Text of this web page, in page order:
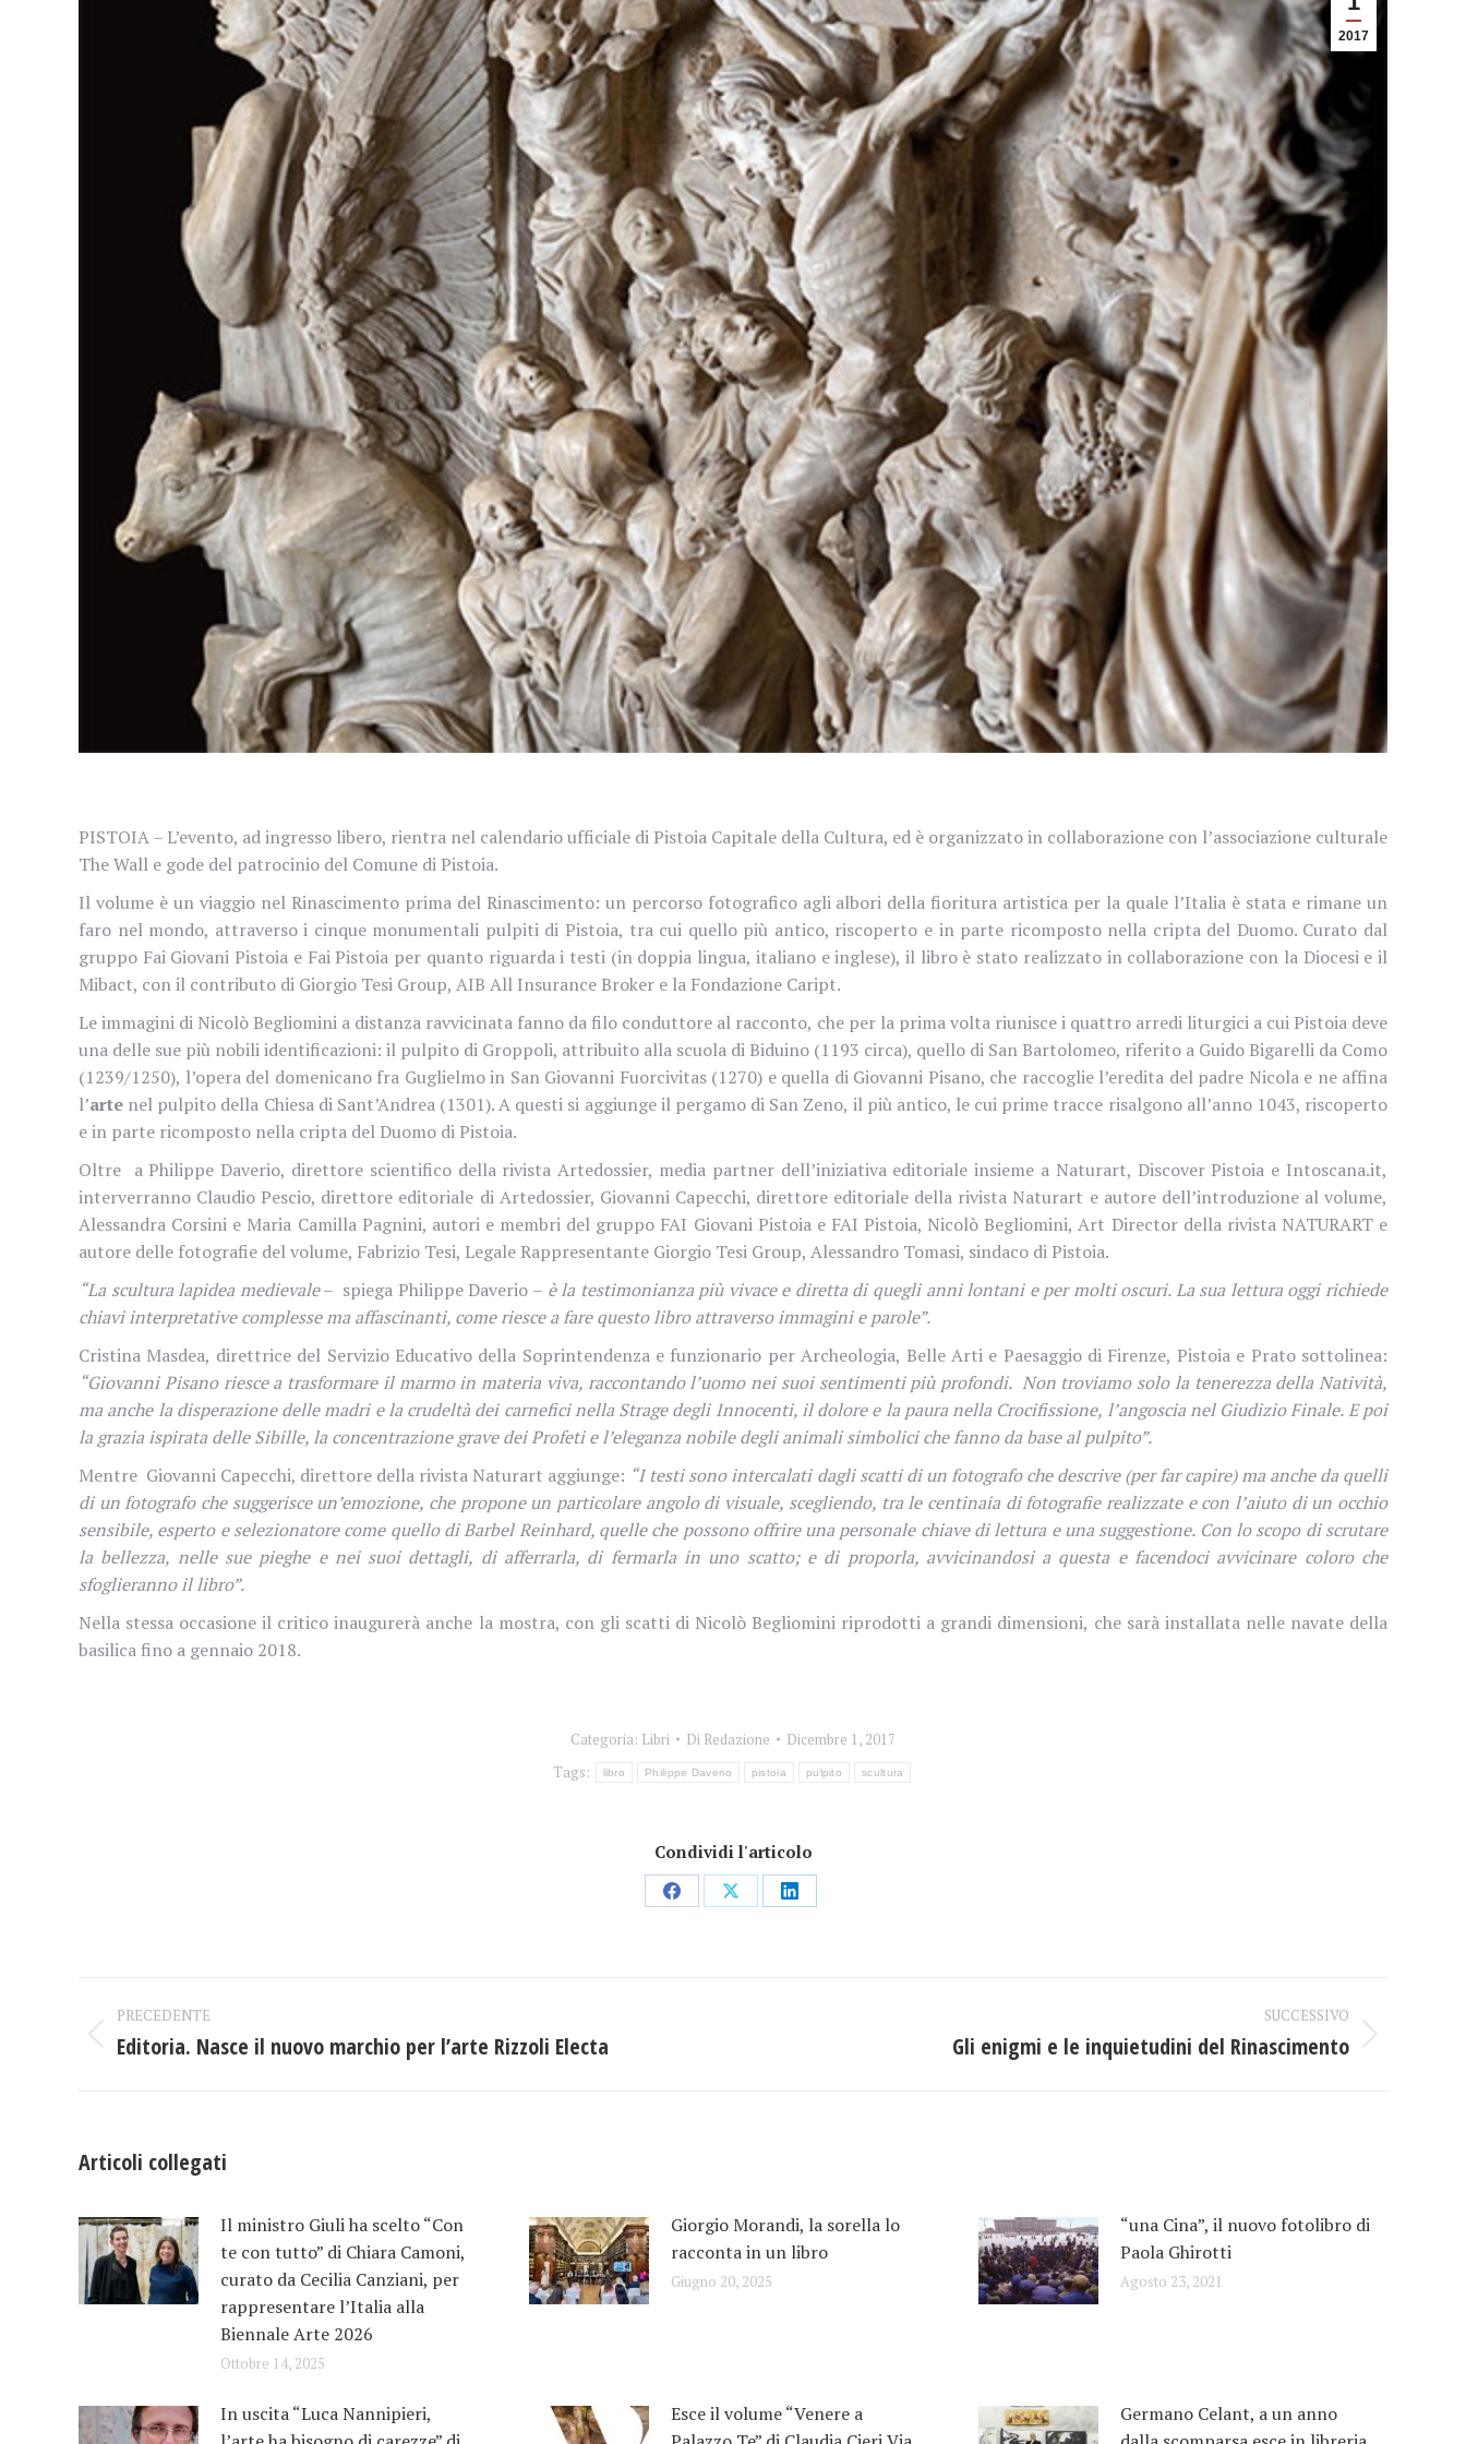
2017
PISTOIA – L’evento, ad ingresso libero, rientra nel calendario ufficiale di Pistoia Capitale della Cultura, ed è organizzato in collaborazione con l’associazione culturale
The Wall e gode del patrocinio del Comune di Pistoia.
Il volume è un viaggio nel Rinascimento prima del Rinascimento: un percorso fotografico agli albori della fioritura artistica per la quale l’Italia è stata e rimane un
faro nel mondo, attraverso i cinque monumentali pulpiti di Pistoia, tra cui quello più antico, riscoperto e in parte ricomposto nella cripta del Duomo. Curato dal
gruppo Fai Giovani Pistoia e Fai Pistoia per quanto riguarda i testi (in doppia lingua, italiano e inglese), il libro è stato realizzato in collaborazione con la Diocesi e il
Mibact, con il contributo di Giorgio Tesi Group, AIB All Insurance Broker e la Fondazione Caript.
Le immagini di Nicolò Begliomini a distanza ravvicinata fanno da filo conduttore al racconto, che per la prima volta riunisce i quattro arredi liturgici a cui Pistoia deve
una delle sue più nobili identificazioni: il pulpito di Groppoli, attribuito alla scuola di Biduino (1193 circa), quello di San Bartolomeo, riferito a Guido Bigarelli da Como
(1239/1250), l’opera del domenicano fra Guglielmo in San Giovanni Fuorcivitas (1270) e quella di Giovanni Pisano, che raccoglie l’eredita del padre Nicola e ne affina
l’arte nel pulpito della Chiesa di Sant’Andrea (1301). A questi si aggiunge il pergamo di San Zeno, il più antico, le cui prime tracce risalgono all’anno 1043, riscoperto
e in parte ricomposto nella cripta del Duomo di Pistoia.
Oltre a Philippe Daverio, direttore scientifico della rivista Artedossier, media partner dell’iniziativa editoriale insieme a Naturart, Discover Pistoia e Intoscana.it,
interverranno Claudio Pescio, direttore editoriale di Artedossier, Giovanni Capecchi, direttore editoriale della rivista Naturart e autore dell’introduzione al volume,
Alessandra Corsini e Maria Camilla Pagnini, autori e membri del gruppo FAI Giovani Pistoia e FAI Pistoia, Nicolò Begliomini, Art Director della rivista NATURART e
autore delle fotografie del volume, Fabrizio Tesi, Legale Rappresentante Giorgio Tesi Group, Alessandro Tomasi, sindaco di Pistoia.
“La scultura lapidea medievale– spiega Philippe Daverio – è la testimonianza più vivace e diretta di quegli anni lontani e per molti oscuri. La sua lettura oggi richiede
chiavi interpretative complesse ma affascinanti, come riesce a fare questo libro attraverso immagini e parole”.
Cristina Masdea, direttrice del Servizio Educativo della Soprintendenza e funzionario per Archeologia, Belle Arti e Paesaggio di Firenze, Pistoia e Prato sottolinea:
“Giovanni Pisano riesce a trasformare il marmo in materia viva, raccontando l’uomo nei suoi sentimenti più profondi. Non troviamo solo la tenerezza della Natività,
ma anche la disperazione delle madri e la crudeltà dei carnefici nella Strage degli Innocenti, il dolore e la paura nella Crocifissione, l’angoscia nel Giudizio Finale. E poi
la grazia ispirata delle Sibille, la concentrazione grave dei Profeti e l’eleganza nobile degli animali simbolici che fanno da base al pulpito”.
Mentre Giovanni Capecchi, direttore della rivista Naturart aggiunge: “I testi sono intercalati dagli scatti di un fotografo che descrive (per far capire) ma anche da quelli
di un fotografo che suggerisce un’emozione, che propone un particolare angolo di visuale, scegliendo, tra le centinaia di fotografie realizzate e con l’aiuto di un occhio
sensibile, esperto e selezionatore come quello di Barbel Reinhard, quelle che possono offrire una personale chiave di lettura e una suggestione. Con lo scopo di scrutare
la bellezza, nelle sue pieghe e nei suoi dettagli, di afferrarla, di fermarla in uno scatto; e di proporla, avvicinandosi a questa e facendoci avvicinare coloro che
sfoglieranno il libro”.
Nella stessa occasione il critico inaugurerà anche la mostra, con gli scatti di Nicolò Begliomini riprodotti a grandi dimensioni, che sarà installata nelle navate della
basilica fino a gennaio 2018.
Categoria: Libri Di Redazione
Dicembre 1, 2017
Tags:
libro Philippe Daverio pistoia pulpito scultura
Condividi l'articolo
CondividiCondividiCondividi
Naviga
tra
post
PRECEDENTE
Post
Editoria. Nasce il nuovo marchio per l’arte Rizzoli Electa
SUCCESSIVO
Gli enigmi e le inquietudini del Rinascimento
Articoli collegati
Il ministro Giuli ha scelto “Con
te con tutto” di Chiara Camoni,
curato da Cecilia Canziani, per
rappresentare l’Italia alla
Biennale Arte 2026
Ottobre 14, 2025
Giorgio Morandi, la sorella lo
racconta in un libro
Giugno 20, 2025
“una Cina”, il nuovo fotolibro di
Paola Ghirotti
Agosto 23, 2021
In uscita “Luca Nannipieri,
Esce il volume “Venere a
Germano Celant, a un anno